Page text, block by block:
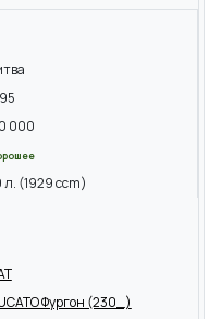
000
л. (1929 ccm)
Фургон (230_)